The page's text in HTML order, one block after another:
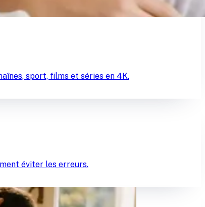
sport, films et séries en 4K.
éviter les erreurs.